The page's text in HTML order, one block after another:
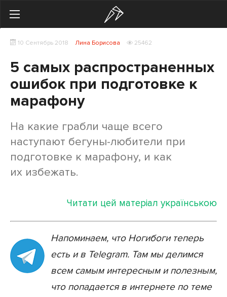
Начинающим
Тренировки
Мотивация
Питание
10 Сентябрь 2018 Лина Борисова 25462
5 самых распространенных
ошибок при подготовке к
марафону
На какие грабли чаще всего
наступают бегуны-любители при
подготовке к марафону, и как
их избежать.
Читати цей матеріал українською
Напоминаем, что Ногибоги теперь
есть и в Telegram. Там мы делимся
всем самым интересным и полезным,
что попадается в интернете по теме